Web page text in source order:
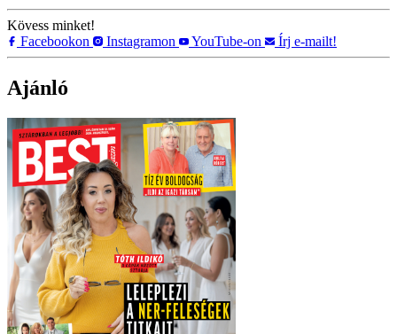
Kövess minket!
Facebookon
Instagramon YouTube-on Írj e-mailt!
Ajánló